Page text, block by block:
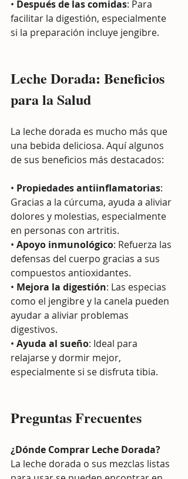
• Después de las comidas: Para
facilitar la digestión, especialmente
si la preparación incluye jengibre.
Leche Dorada: Beneficios
para la Salud
La leche dorada es mucho más que
una bebida deliciosa. Aquí algunos
de sus beneficios más destacados:
• Propiedades antiinflamatorias:
Gracias a la cúrcuma, ayuda a aliviar
dolores y molestias, especialmente
en personas con artritis.
• Apoyo inmunológico: Refuerza las
defensas del cuerpo gracias a sus
compuestos antioxidantes.
• Mejora la digestión: Las especias
como el jengibre y la canela pueden
ayudar a aliviar problemas
digestivos.
• Ayuda al sueño: Ideal para
relajarse y dormir mejor,
especialmente si se disfruta tibia.
Preguntas Frecuentes
¿Dónde Comprar Leche Dorada?
La leche dorada o sus mezclas listas